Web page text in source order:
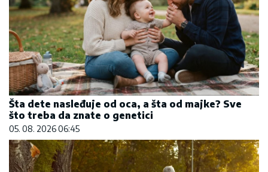
Šta dete nasleđuje od oca, a šta od majke? Sve
što treba da znate o genetici
05. 08. 2026 06:45